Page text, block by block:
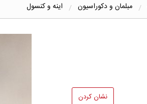
مبلمان و دکوراسیون اینه و کنسول
نشان کردن